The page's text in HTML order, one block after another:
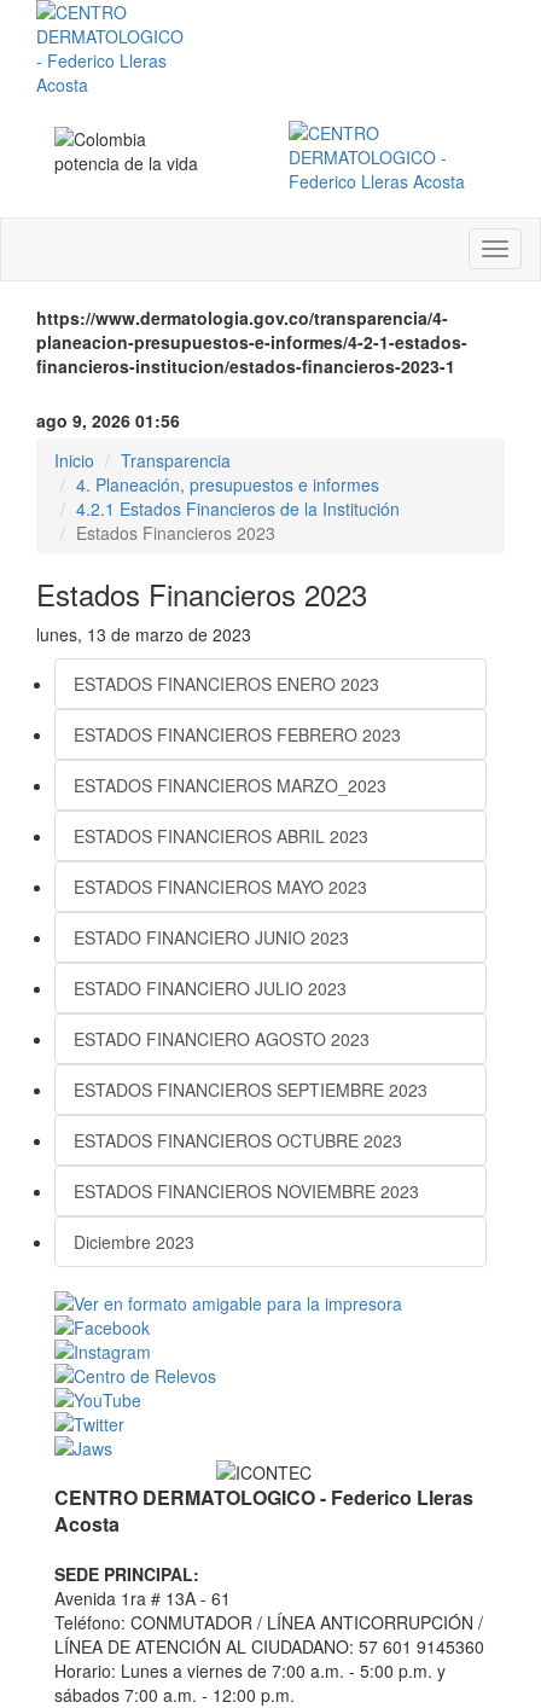
Menú
https://www.dermatologia.gov.co/transparencia/4-
planeacion-presupuestos-e-informes/4-2-1-estados-
financieros-institucion/estados-financieros-2023-1
ago 9, 2026 01:56
Inicio
Transparencia
4. Planeación, presupuestos e informes
4.2.1 Estados Financieros de la Institución
Estados Financieros 2023
Estados Financieros 2023
lunes, 13 de marzo de 2023
ESTADOS FINANCIEROS ENERO 2023
ESTADOS FINANCIEROS FEBRERO 2023
ESTADOS FINANCIEROS MARZO_2023
ESTADOS FINANCIEROS ABRIL 2023
ESTADOS FINANCIEROS MAYO 2023
ESTADO FINANCIERO JUNIO 2023
ESTADO FINANCIERO JULIO 2023
ESTADO FINANCIERO AGOSTO 2023
ESTADOS FINANCIEROS SEPTIEMBRE 2023
ESTADOS FINANCIEROS OCTUBRE 2023
ESTADOS FINANCIEROS NOVIEMBRE 2023
Diciembre 2023
CENTRO DERMATOLOGICO - Federico Lleras
Acosta
SEDE PRINCIPAL:
Avenida 1ra # 13A - 61
Teléfono: CONMUTADOR / LÍNEA ANTICORRUPCIÓN /
LÍNEA DE ATENCIÓN AL CIUDADANO: 57 601 9145360
Horario: Lunes a viernes de 7:00 a.m. - 5:00 p.m. y
sábados 7:00 a.m. - 12:00 p.m.